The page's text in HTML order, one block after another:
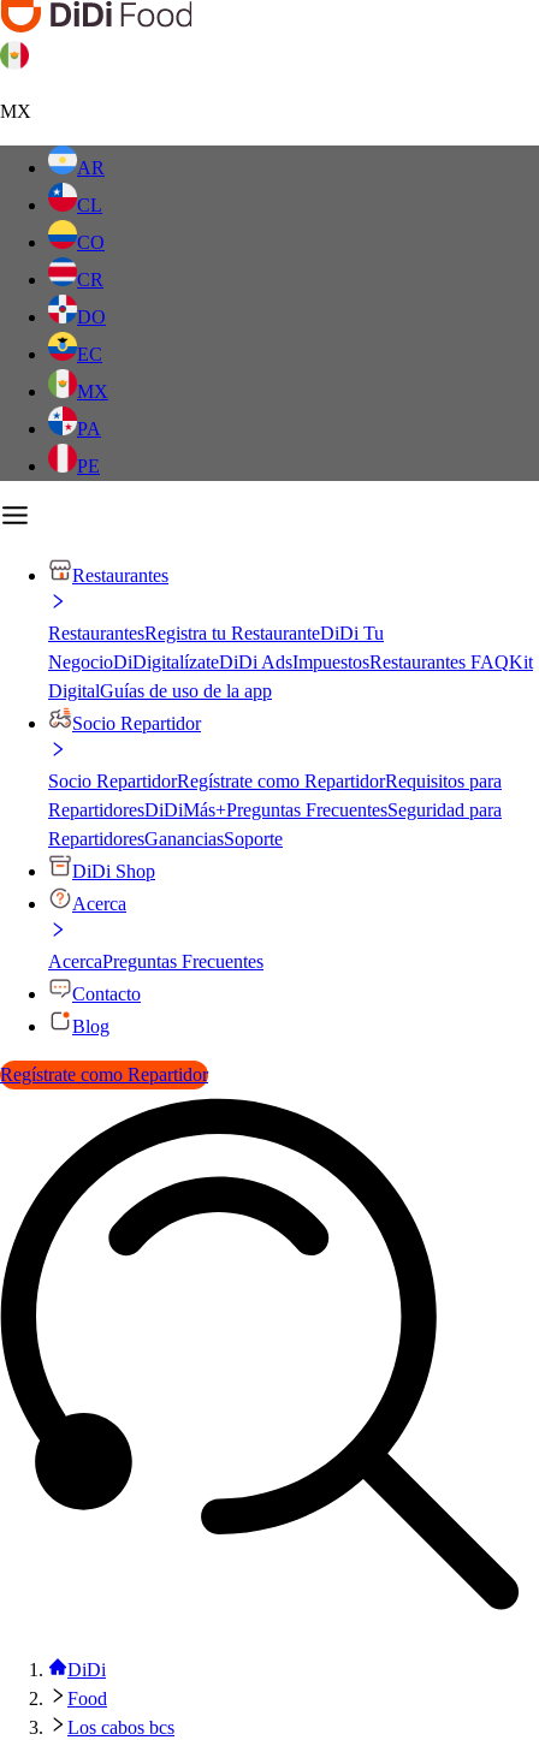
MX
AR
CL
CO
CR
DO
EC
MX
PA
PE
Restaurantes
RestaurantesRegistra tu RestauranteDiDi Tu
NegocioDiDigitalízateDiDi AdsImpuestosRestaurantes FAQKit
DigitalGuías de uso de la app
Socio Repartidor
Socio RepartidorRegístrate como RepartidorRequisitos para
RepartidoresDiDiMás+Preguntas FrecuentesSeguridad para
RepartidoresGananciasSoporte
DiDi Shop
Acerca
AcercaPreguntas Frecuentes
Contacto
Blog
Regístrate como Repartidor
DiDi
Food
Los cabos bcs